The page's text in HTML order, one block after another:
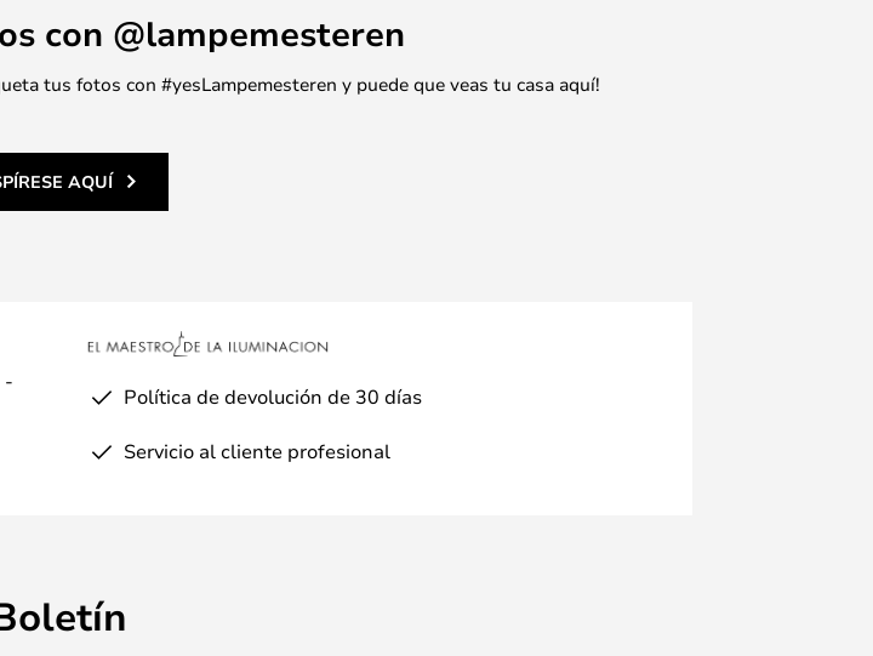
con @lampemesteren
tus fotos con #yesLampemesteren y puede que veas tu casa aquí!
AQUÍ
-
Política de devolución de 30 días
Servicio al cliente profesional